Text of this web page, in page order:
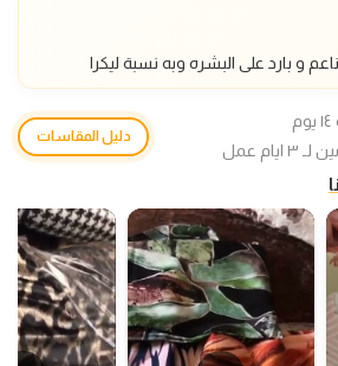
بارد على البشره وبه نسبة ليكرا
عمل
دليل المقاسات